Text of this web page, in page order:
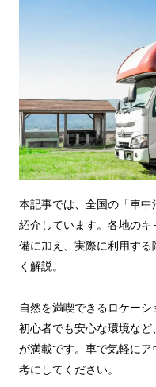
本記事では、全国の「車
紹介しています。各地の
備に加え、実際に利用す
く解説。
自然を満喫できるロケーシ
初心者でも安心な環境な
が満載です。車で気軽に
考にしてください。